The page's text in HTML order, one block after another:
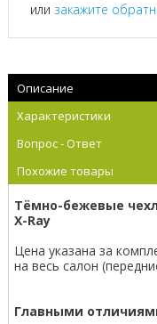
или закажите
Описание
Характеристики
Вопрос - Ответ
Похожие товары
Тёмно-бежевые
X-Ray
Цена указана за
на весь салон
Главными